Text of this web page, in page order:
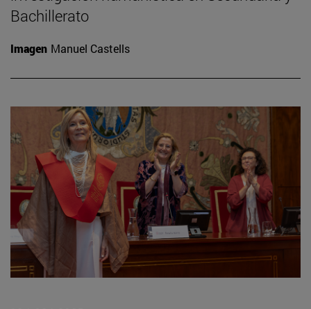
Bachillerato
Imagen Manuel Castells